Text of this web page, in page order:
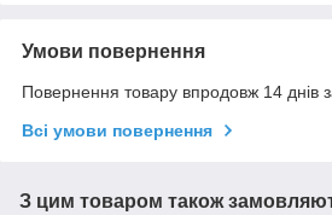
Умови повернення
Повернення товару впродовж 14 днів
Всі умови повернення
З цим товаром також